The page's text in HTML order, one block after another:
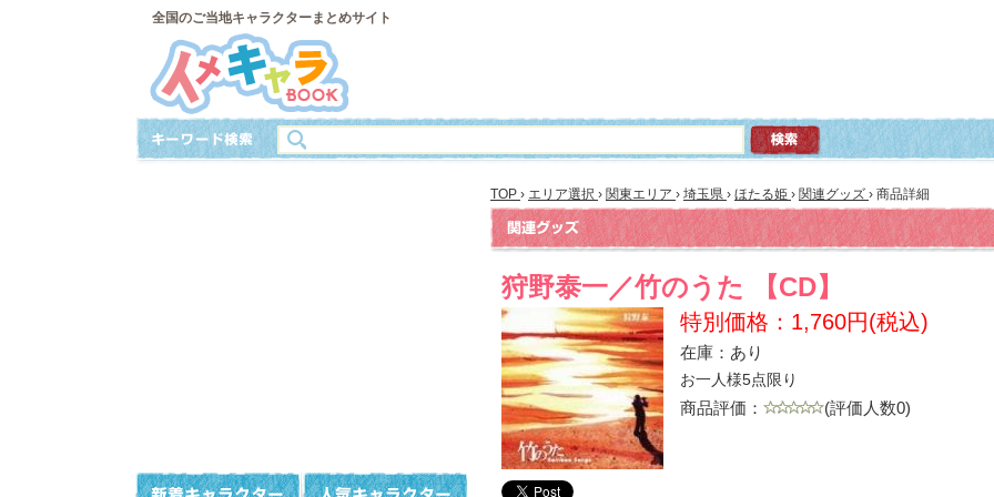
全国のご当地キャラクターまとめサイト
TOP › エリア選択 › 関東エリア › 埼玉県 › ほたる姫 › 関連グッズ › 商品詳細
狩野泰一／竹のうた 【CD】
特別価格：1,760円(税込)
在庫：あり
お一人様5点限り
商品評価： (評価人数0)